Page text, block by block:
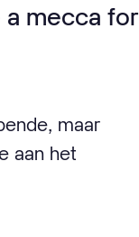
mecca for
maar
aan het